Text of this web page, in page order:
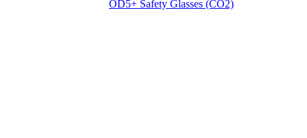
OD5+ Safety Glasses (CO2)